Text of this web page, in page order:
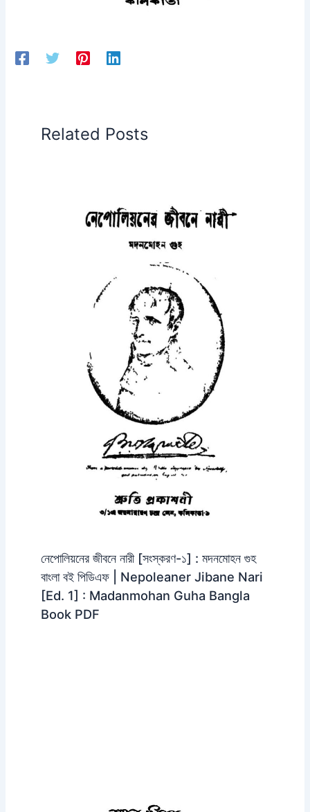
Related Posts
নেপোলিয়নের জীবনে নারী [সংস্করণ-১] : মদনমোহন গুহ
বাংলা বই পিডিএফ | Nepoleaner Jibane Nari
[Ed. 1] : Madanmohan Guha Bangla
Book PDF